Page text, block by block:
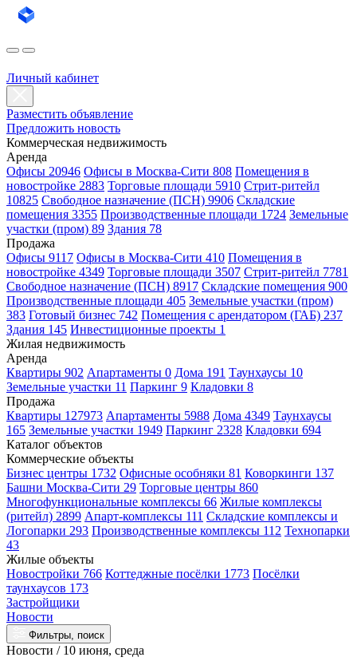
Личный кабинет
Разместить объявление
Предложить новость
Коммерческая недвижимость
Аренда
Офисы 20946 Офисы в Москва-Сити 808 Помещения в
новостройке 2883 Торговые площади 5910 Стрит-ритейл
10825 Свободное назначение (ПСН) 9906 Складские
помещения 3355 Производственные площади 1724 Земельные
участки (пром) 89 Здания 78
Продажа
Офисы 9117 Офисы в Москва-Сити 410 Помещения в
новостройке 4349 Торговые площади 3507 Стрит-ритейл 7781
Свободное назначение (ПСН) 8917 Складские помещения 900
Производственные площади 405 Земельные участки (пром)
383 Готовый бизнес 742 Помещения с арендатором (ГАБ) 237
Здания 145 Инвестиционные проекты 1
Жилая недвижимость
Аренда
Квартиры 902 Апартаменты 0 Дома 191 Таунхаусы 10
Земельные участки 11 Паркинг 9 Кладовки 8
Продажа
Квартиры 127973 Апартаменты 5988 Дома 4349 Таунхаусы
165 Земельные участки 1949 Паркинг 2328 Кладовки 694
Каталог объектов
Коммерческие объекты
Бизнес центры 1732 Офисные особняки 81 Коворкинги 137
Башни Москва-Сити 29 Торговые центры 860
Многофункциональные комплексы 66 Жилые комплексы
(ритейл) 2899 Апарт-комплексы 111 Складские комплексы и
Логопарки 293 Производственные комплексы 112 Технопарки
43
Жилые объекты
Новостройки 766 Коттеджные посёлки 1773 Посёлки
таунхаусов 173
Застройщики
Новости
Фильтры, поиск
Новости / 10 июня, среда